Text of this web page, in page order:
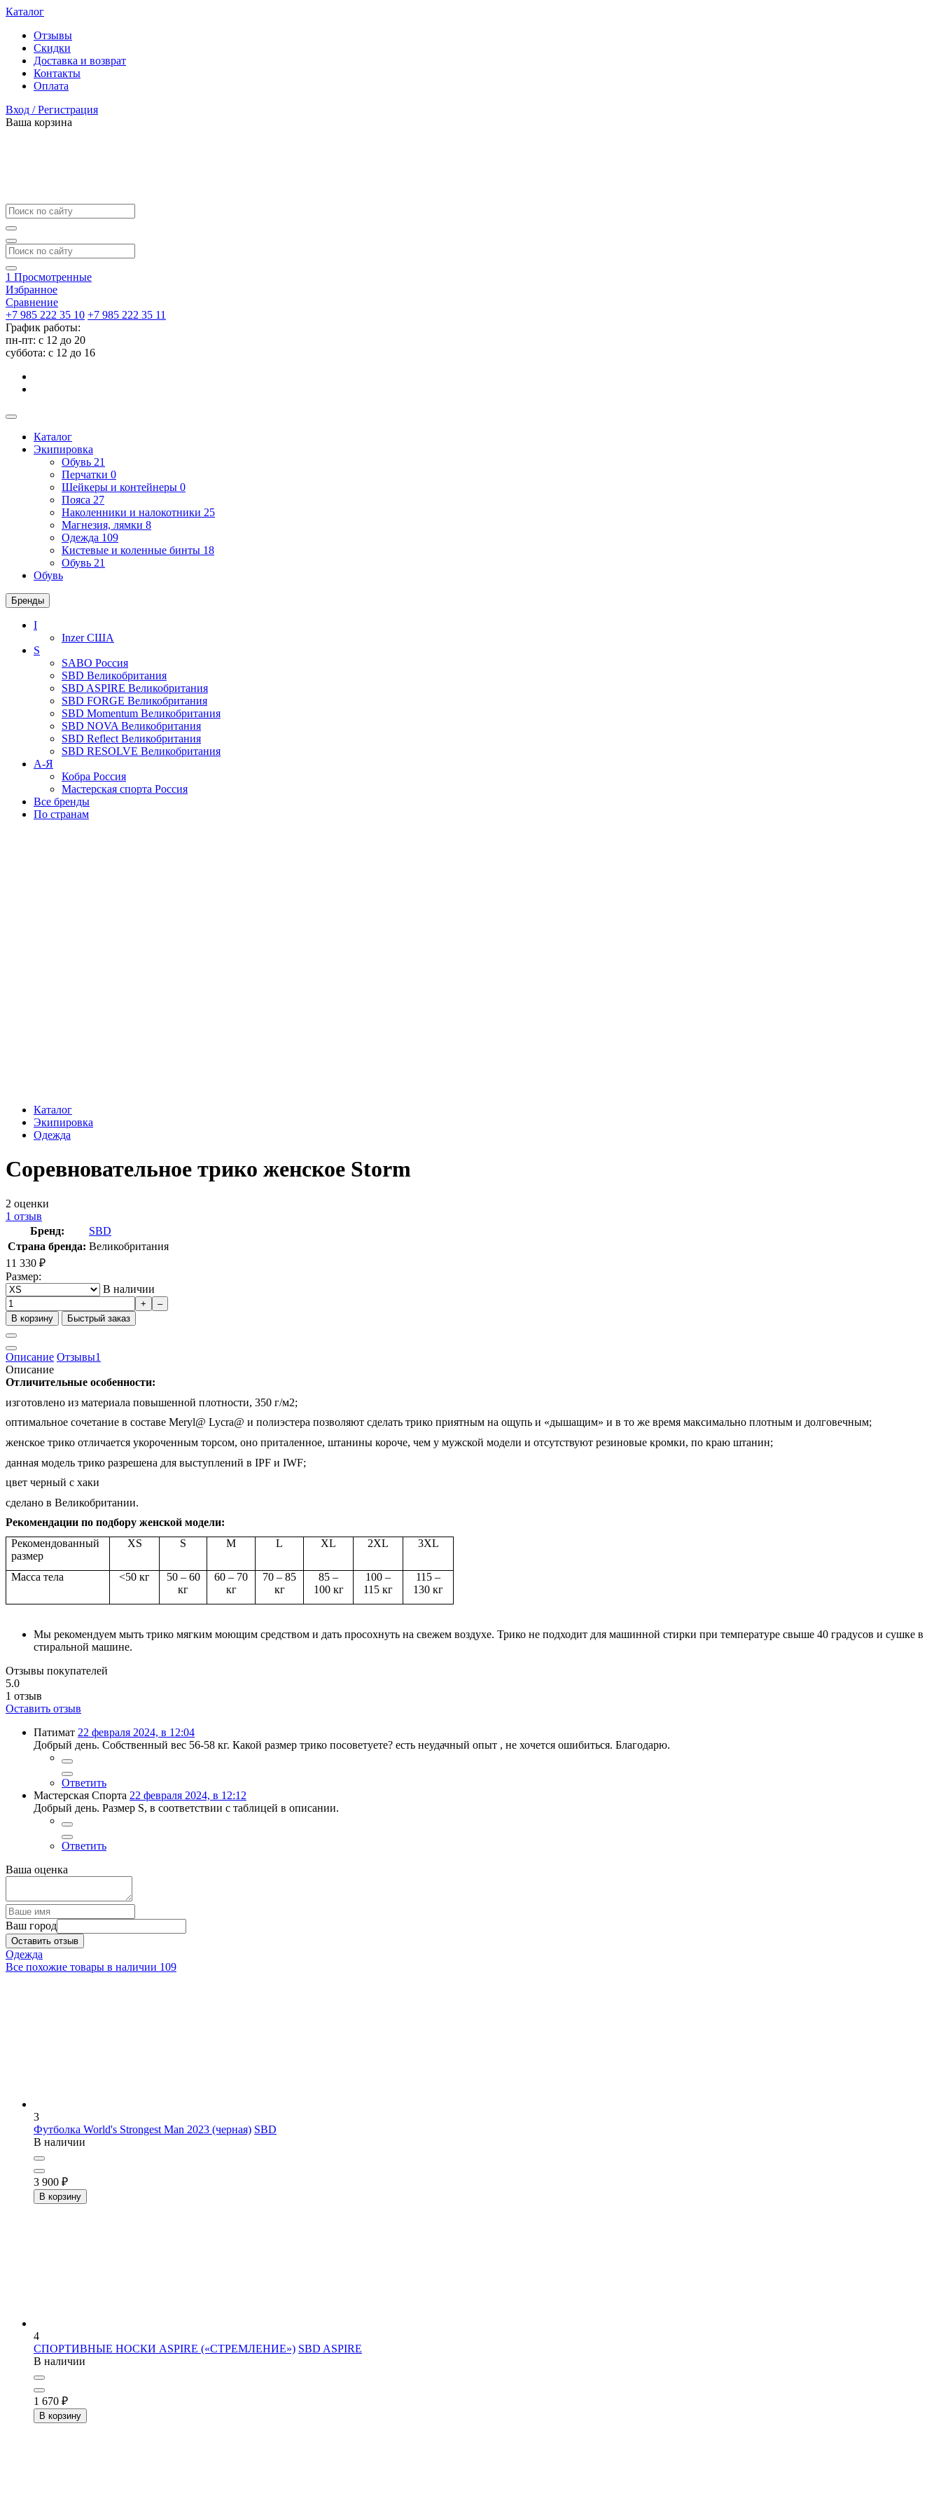
Каталог
Отзывы
Скидки
Доставка и возврат
Контакты
Оплата
Вход / Регистрация
Ваша корзина
1 Просмотренные
Избранное
Сравнение
+7 985 222 35 10 +7 985 222 35 11
График работы:
пн-пт: с 12 до 20
суббота: c 12 до 16
Каталог
Экипировка
Обувь 21
Перчатки 0
Шейкеры и контейнеры 0
Пояса 27
Наколенники и налокотники 25
Магнезия, лямки 8
Одежда 109
Кистевые и коленные бинты 18
Обувь 21
Обувь
Бренды
I
InzerСША
S
SABO Россия
SBD Великобритания
SBD ASPIRE Великобритания
SBD FORGE Великобритания
SBD Momentum Великобритания
SBD NOVA Великобритания
SBD Reflect Великобритания
SBD RESOLVE Великобритания
А-Я
Кобра Россия
Мастерская спорта Россия
Все бренды
По странам
Каталог
Экипировка
Одежда
Соревновательное трико женское Storm
2 оценки
1 отзыв
Бренд:
SBD
Страна бренда: Великобритания
11 330 ₽
Размер:
В наличии
+
–
В корзину
Быстрый заказ
Описание Отзывы1
Описание
Отличительные особенности:
изготовлено из материала повышенной плотности, 350 г/м2;
оптимальное сочетание в составе Meryl@ Lycra@ и полиэстера позволяют сделать трико приятным на ощупь и «дышащим» и в то же время максимально плотным и долговечным;
женское трико отличается укороченным торсом, оно приталенное, штанины короче, чем у мужской модели и отсутствуют резиновые кромки, по краю штанин;
данная модель трико разрешена для выступлений в IPF и IWF;
цвет черный с хаки
сделано в Великобритании.
Рекомендации по подбору женской модели:
Рекомендованный
размер
XS S M L XL 2XL 3XL
Масса тела <50 кг
50 – 60
кг
60 – 70
кг
70 – 85
кг
85 –
100 кг
100 –
115 кг
115 –
130 кг
Мы рекомендуем мыть трико мягким моющим средством и дать просохнуть на свежем воздухе. Трико не подходит для машинной стирки при температуре свыше 40 градусов и сушке в
стиральной машине.
Отзывы покупателей
5.0
1 отзыв
Оставить отзыв
Патимат 22 февраля 2024, в 12:04
Добрый день. Собственный вес 56-58 кг. Какой размер трико посоветуете? есть неудачный опыт , не хочется ошибиться. Благодарю.
Ответить
Мастерская Спорта 22 февраля 2024, в 12:12
Добрый день. Размер S, в соответствии с таблицей в описании.
Ответить
Ваша оценка
Ваш город
Оставить отзыв
Одежда
Все похожие товары в наличии 109
3
Футболка World's Strongest Man 2023 (черная) SBD
В наличии
3 900 ₽
В корзину
4
СПОРТИВНЫЕ НОСКИ ASPIRE («СТРЕМЛЕНИЕ») SBD ASPIRE
В наличии
1 670 ₽
В корзину